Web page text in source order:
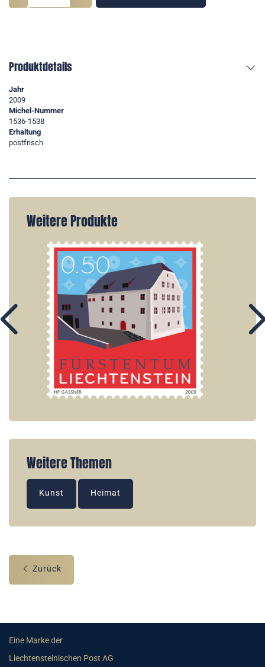
Produktdetails
Jahr
2009
Michel-Nummer
1536-1538
Erhaltung
postfrisch
Weitere Produkte
Weitere Themen
Kunst Heimat
Zurück
Eine Marke der
Liechtensteinischen Post AG